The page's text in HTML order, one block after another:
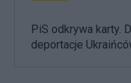
PiS odkrywa karty.
deportacje